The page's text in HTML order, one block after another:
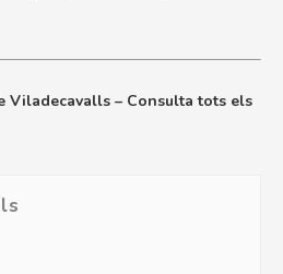
Viladecavalls – Consulta tots els